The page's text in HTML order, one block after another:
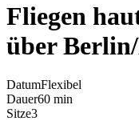
Fliegen
über
DatumFlexibel
Dauer60 min
Sitze3